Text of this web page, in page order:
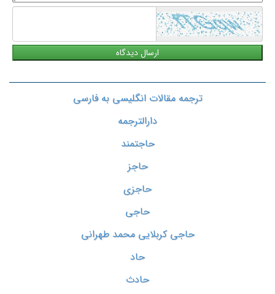
ترجمه مقالات انگلیسی به فارسی
دارالترجمه
حاجتمند
حاجز
حاجزی
حاجی
حاجی کربلایی محمد طهرانی
حاد
حادث